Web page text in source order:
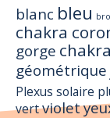
blanc bleu
chakra
gorge
géométrique
Plexus solaire
vertviolet